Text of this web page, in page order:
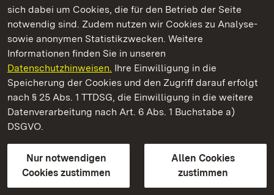
sich dabei um Cookies, die für den Betrieb der Seite
notwendig sind. Zudem nutzen wir Cookies zu Analyse-
sowie anonymen Statistikzwecken. Weitere
Informationen finden Sie in unseren
Datenschutzhinweisen. Ihre Einwilligung in die
Speicherung der Cookies und den Zugriff darauf erfolgt
nach § 25 Abs. 1 TTDSG, die Einwilligung in die weitere
Datenverarbeitung nach Art. 6 Abs. 1 Buchstabe a)
DSGVO.
Nur notwendigen
Cookies zustimmen
Allen Cookies
zustimmen
Staatliche Schlösser und Gärten Baden‑Württemberg
Staatliche Schlösser und Gärten Baden-Württemberg
Kontakt
GebärdenspracheLeichte Sprache
Erklärung zur Barrierefreiheit
BITV-konform (geprüfte Seiten)